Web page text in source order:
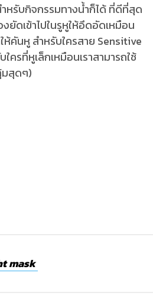
ำหรับกิจกรรมทางน้ำก็ได้ ที่ดีที่สุด
ยัดเข้าไปในรูหูให้อึดอัดเหมือน
ห้คันหู สำหรับใครสาย Sensitive
รที่หูเล็กเหมือนเราสามารถใช้
มสุดๆ)
mask